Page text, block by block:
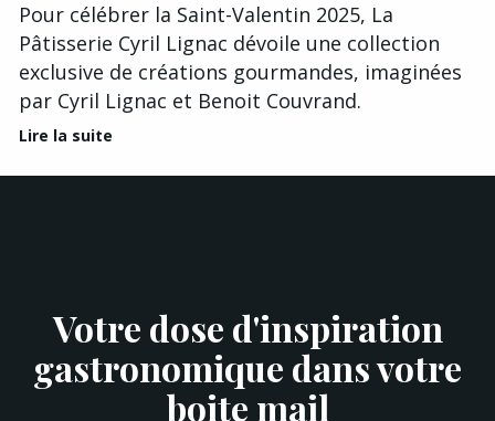
Pour célébrer la Saint-Valentin 2025, La
Pâtisserie Cyril Lignac dévoile une collection
exclusive de créations gourmandes, imaginées
par Cyril Lignac et Benoit Couvrand.
Lire la suite
Votre dose d'inspiration
gastronomique dans votre
boite mail